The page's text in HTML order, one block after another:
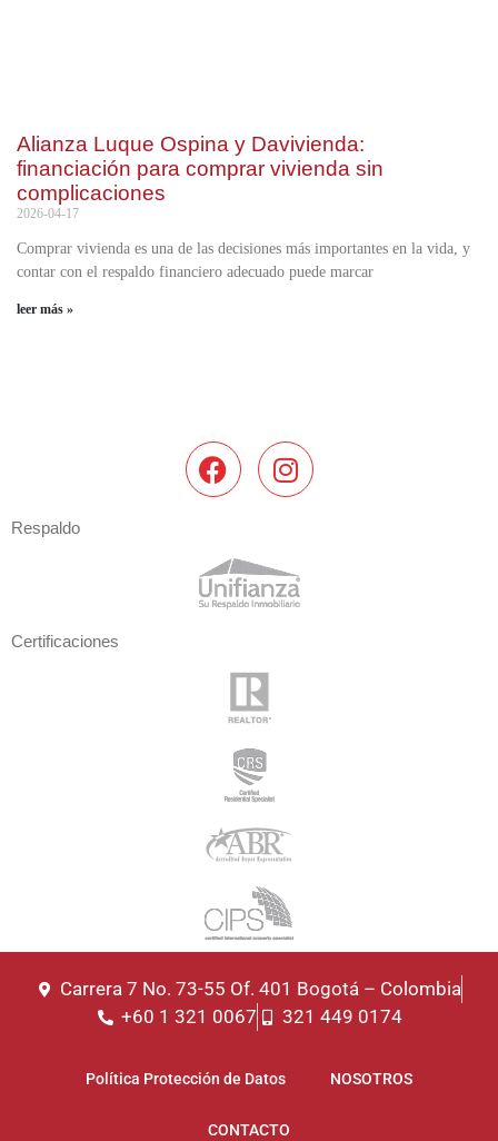
Alianza Luque Ospina y Davivienda:
financiación para comprar vivienda sin
complicaciones
2026-04-17
Comprar vivienda es una de las decisiones más importantes en la vida, y
contar con el respaldo financiero adecuado puede marcar
leer más »
Respaldo
Certificaciones
Carrera 7 No. 73-55 Of. 401 Bogotá – Colombia
+60 1 321 0067
321 449 0174
Política Protección de Datos NOSOTROS
CONTACTO